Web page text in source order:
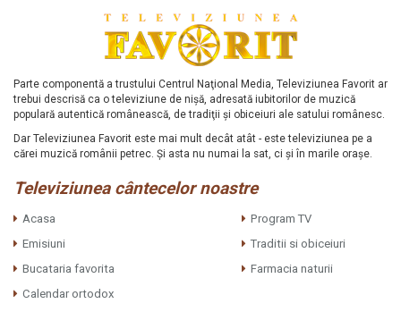
Parte componentă a trustului Centrul Naţional Media, Televiziunea Favorit ar
trebui descrisă ca o televiziune de nişă, adresată iubitorilor de muzică
populară autentică românească, de tradiţii şi obiceiuri ale satului românesc.
Dar Televiziunea Favorit este mai mult decât atât - este televiziunea pe a
cărei muzică românii petrec. Şi asta nu numai la sat, ci şi în marile oraşe.
Televiziunea cântecelor noastre
Acasa
Program TV
Emisiuni
Traditii si obiceiuri
Bucataria favorita
Farmacia naturii
Calendar ortodox